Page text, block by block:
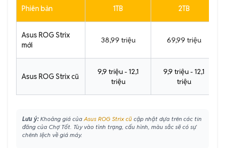
Phiên bản 1TB 2TB
Asus ROG Strix
mới
38,99 triệu 69,99 triệu
Asus ROG Strix cũ
9,9 triệu - 12,1
triệu
9,9 triệu - 12,1
triệu
Lưu ý: Khoảng giá củaAsus ROG Strix cũ cập nhật dựa trên các tin
đăng của Chợ Tốt. Tùy vào tình trạng, cấu hình, màu sắc sẽ có sự
chênh lệch về giá máy.